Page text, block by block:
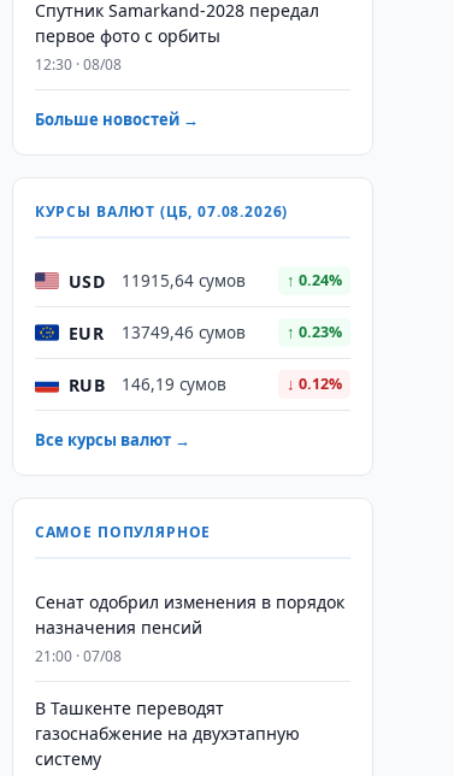
Спутник Samarkand-2028 передал
первое фото с орбиты
12:30 · 08/08
Больше новостей →
КУРСЫ ВАЛЮТ (ЦБ, 07.08.2026)
USD 11915,64 сумов ↑ 0.24%
EUR 13749,46 сумов ↑ 0.23%
RUB 146,19 сумов ↓ 0.12%
Все курсы валют →
САМОЕ ПОПУЛЯРНОЕ
Сенат одобрил изменения в порядок
назначения пенсий
21:00 · 07/08
В Ташкенте переводят
газоснабжение на двухэтапную
систему